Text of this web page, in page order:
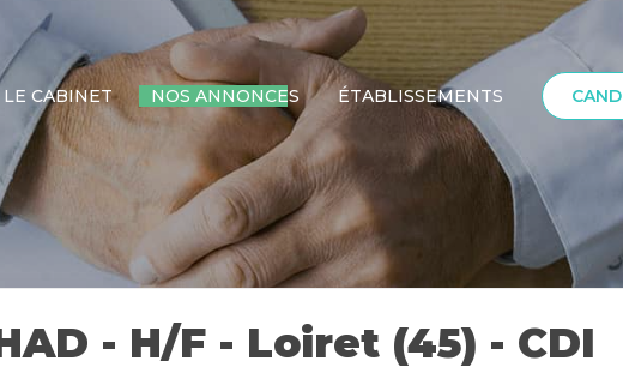
LE CABINET NOS ANNONCES ÉTABLISSEMENTS
- H/F - Loiret (45) - CDI